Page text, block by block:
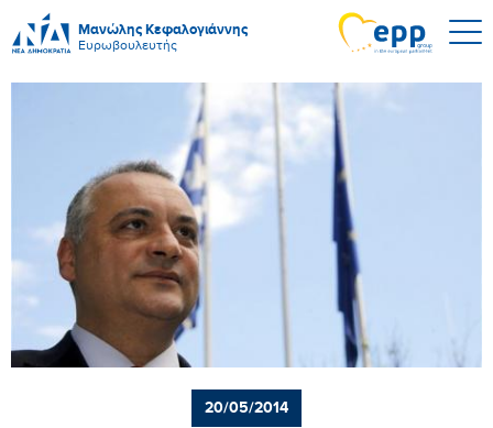
Μανώλης Κεφαλογιάννης
Ευρωβουλευτής
20/05/2014